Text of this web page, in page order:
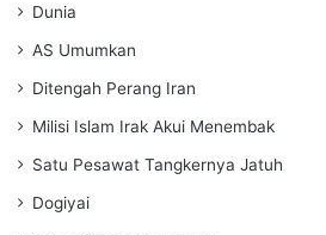
Dunia
AS Umumkan
Ditengah Perang Iran
Milisi Islam Irak Akui Menembak
Satu Pesawat Tangkernya Jatuh
Dogiyai